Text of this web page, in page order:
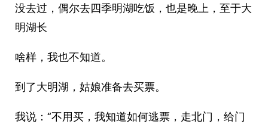
没去过，偶尔去四季明湖吃饭，也是晚上，至于大
明湖长
啥样，我也不知道。
到了大明湖，姑娘准备去买票。
我说：“不用买，我知道如何逃票，走北门，给门